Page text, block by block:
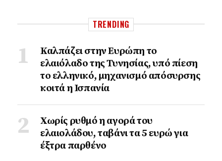
TRENDING
Καλπάζει στην Ευρώπη το
ελαιόλαδο της Τυνησίας, υπό πίεση
το ελληνικό, μηχανισμό απόσυρσης
κοιτά η Ισπανία
Χωρίς ρυθμό η αγορά του
ελαιολάδου, ταβάνι τα 5 ευρώ για
έξτρα παρθένο